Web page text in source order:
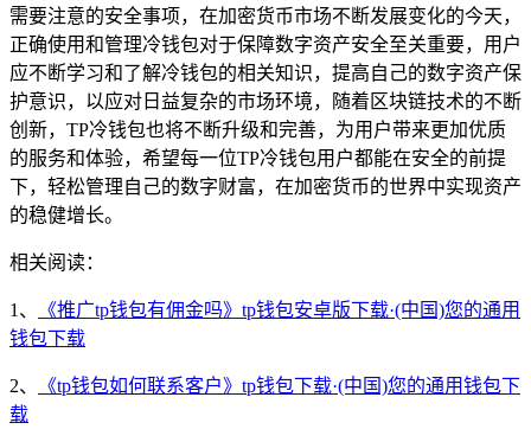
需要注意的安全事项，在加密货币市场不断发展变化的今天，
正确使用和管理冷钱包对于保障数字资产安全至关重要，用户
应不断学习和了解冷钱包的相关知识，提高自己的数字资产保
护意识，以应对日益复杂的市场环境，随着区块链技术的不断
创新，TP冷钱包也将不断升级和完善，为用户带来更加优质
的服务和体验，希望每一位TP冷钱包用户都能在安全的前提
下，轻松管理自己的数字财富，在加密货币的世界中实现资产
的稳健增长。
相关阅读：
1、
《推广tp钱包有佣金吗》tp钱包安卓版下载·(中国)您的通用
钱包下载
2、
《tp钱包如何联系客户》tp钱包下载·(中国)您的通用钱包下
载